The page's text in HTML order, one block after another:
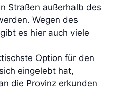
Straßen außerhalb des
Wegen des
es hier auch viele
Option für den
eingelebt hat,
die Provinz erkunden